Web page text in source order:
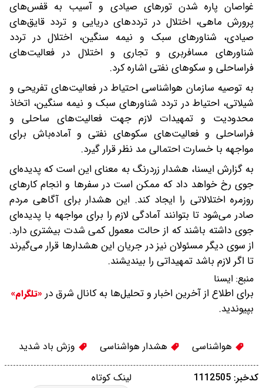
غواصان پاره شدن تورهای صیادی و آسیب به قفس‌های
پرورش ماهی، اختلال در ترددهای دریایی و تردد قایق‌های
صیادی، شناورهای سبک و نیمه سنگین، اختلال در تردد
شناورهای مسافربری و تجاری و اختلال در فعالیت‌های
فراساحلی و سکوهای نفتی اشاره کرد.
به توصیه سازمان هواشناسی احتیاط در فعالیت‌های تفریحی و
شیلاتی، احتیاط در تردد شناورهای سبک و نیمه سنگین، اتخاذ
محدودیت و تمهیدات لازم جهت فعالیت‌های ساحلی و
فراساحلی و فعالیت‌های سکوهای نفتی و آماده‌باش برای
مواجهه با خسارت احتمالی مد نظر قرار گیرد.
به گزارش ایسنا، هشدار زردرنگ به معنای این است که پدیده‌ای
جوی رخ خواهد داد که ممکن است در سفرها و انجام کارهای
روزمره اختلالاتی را ایجاد کند. این هشدار برای آگاهی مردم
صادر می‌شود تا بتوانند آمادگی لازم را برای مواجهه با پدیده‌ای
جوی داشته باشند که از حالت معمول کمی شدت بیشتری دارد.
از سوی دیگر مسئولان نیز در جریان این هشدارها قرار می‌گیرند
تا اگر لازم باشد تمهیداتی را بیندیشند.
منبع: ایسنا
برای اطلاع از آخرین اخبار و تحلیل‌ها به کانال شرق در «تلگرام»
بپیوندید.
هواشناسی هشدار هواشناسی وزش باد شدید
لینک کوتاه کدخبر: 1112505